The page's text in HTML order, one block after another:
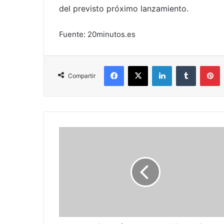
del previsto próximo lanzamiento.
Fuente: 20minutos.es
Compartir
Facebook
X LinkedInTumblr
partir